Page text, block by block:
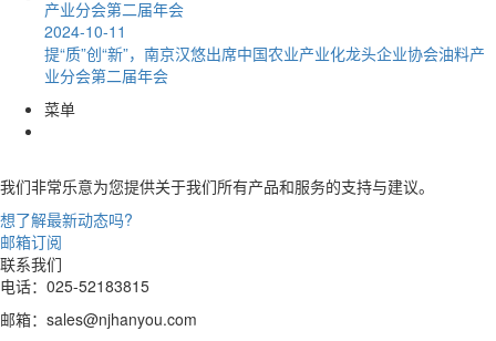
2024-10-11
提“质”创“新”，南京汉悠出席中国农业产业化龙头企业协会油料产
业分会第二届年会
菜单
我们非常乐意为您提供关于我们所有产品和服务的支持与建议。
想了解最新动态吗?
邮箱订阅
联系我们
电话：025-52183815
邮箱：sales@njhanyou.com